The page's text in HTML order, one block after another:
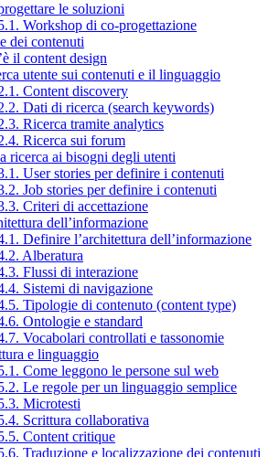
le soluzioni
Workshop di co-progettazione
dei contenuti
il content design
utente sui contenuti e il linguaggio
Content discovery
Dati di ricerca (search keywords)
Ricerca tramite analytics
Ricerca sui forum
ricerca ai bisogni degli utenti
User stories per definire i contenuti
Job stories per definire i contenuti
Criteri di accettazione
dell’informazione
Definire l’architettura dell’informazione
Alberatura
Flussi di interazione
Sistemi di navigazione
Tipologie di contenuto (content type)
Ontologie e standard
Vocabolari controllati e tassonomie
e linguaggio
Come leggono le persone sul web
Le regole per un linguaggio semplice
Microtesti
Scrittura collaborativa
Content critique
Traduzione e localizzazione dei contenuti